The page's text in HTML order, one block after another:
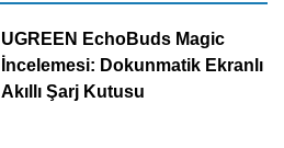
UGREEN EchoBuds Magic
İncelemesi: Dokunmatik Ekranlı
Akıllı Şarj Kutusu